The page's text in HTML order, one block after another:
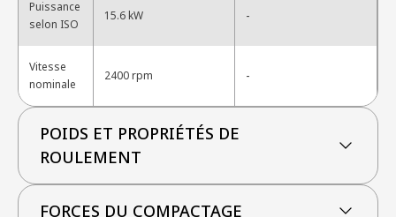
Puissance
selon ISO
15.6 kW -
Vitesse
nominale
2400 rpm -
POIDS ET PROPRIÉTÉS DE
ROULEMENT
FORCES DU COMPACTAGE